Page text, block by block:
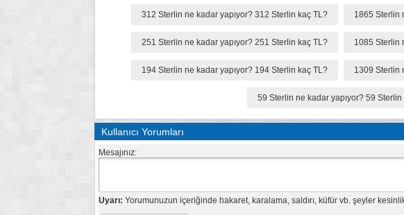
312 Sterlin ne kadar yapıyor? 312 Sterlin kaç TL? 1865 Sterlin
251 Sterlin ne kadar yapıyor? 251 Sterlin kaç TL? 1085 Sterlin
194 Sterlin ne kadar yapıyor? 194 Sterlin kaç TL? 1309 Sterlin
59 Sterlin ne kadar yapıyor? 59 Sterlin
Kullanıcı Yorumları
Mesajınız:
Uyarı: Yorumunuzun içeriğinde hakaret, karalama, saldırı, küfür vb. şeyler